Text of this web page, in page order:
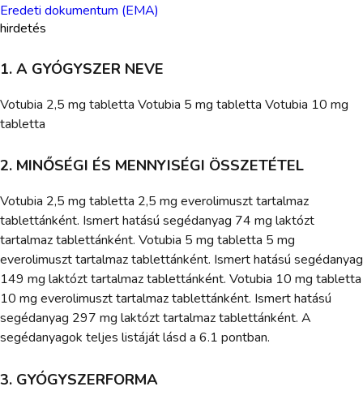
Eredeti dokumentum (EMA)
hirdetés
1. A GYÓGYSZER NEVE
Votubia 2,5 mg tabletta Votubia 5 mg tabletta Votubia 10 mg
tabletta
2. MINŐSÉGI ÉS MENNYISÉGI ÖSSZETÉTEL
Votubia 2,5 mg tabletta 2,5 mg everolimuszt tartalmaz
tablettánként. Ismert hatású segédanyag 74 mg laktózt
tartalmaz tablettánként. Votubia 5 mg tabletta 5 mg
everolimuszt tartalmaz tablettánként. Ismert hatású segédanyag
149 mg laktózt tartalmaz tablettánként. Votubia 10 mg tabletta
10 mg everolimuszt tartalmaz tablettánként. Ismert hatású
segédanyag 297 mg laktózt tartalmaz tablettánként. A
segédanyagok teljes listáját lásd a 6.1 pontban.
3. GYÓGYSZERFORMA